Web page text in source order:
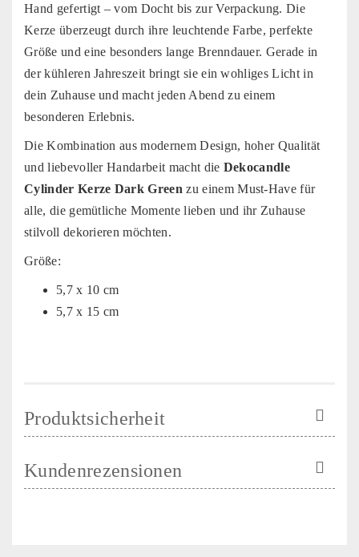
Hand gefertigt – vom Docht bis zur Verpackung. Die
Kerze überzeugt durch ihre leuchtende Farbe, perfekte
Größe und eine besonders lange Brenndauer. Gerade in
der kühleren Jahreszeit bringt sie ein wohliges Licht in
dein Zuhause und macht jeden Abend zu einem
besonderen Erlebnis.
Die Kombination aus modernem Design, hoher Qualität
und liebevoller Handarbeit macht die Dekocandle
Cylinder Kerze Dark Green zu einem Must-Have für
alle, die gemütliche Momente lieben und ihr Zuhause
stilvoll dekorieren möchten.
Größe:
5,7 x 10 cm
5,7 x 15 cm
Produktsicherheit
Kundenrezensionen